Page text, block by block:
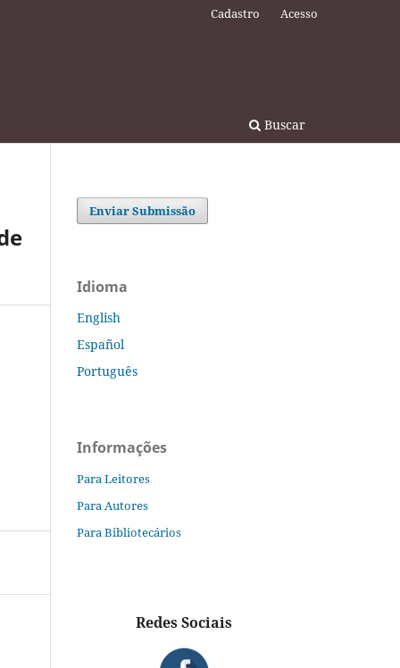
Buscar
Cadastro Acesso
Enviar Submissão
Idioma
English
Español
Português
Informações
Para Leitores
Para Autores
Para Bibliotecários
Redes Sociais